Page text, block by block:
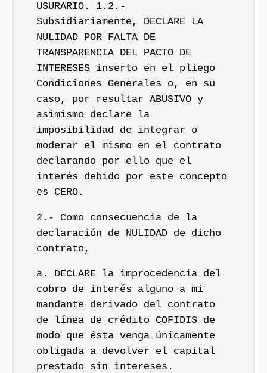
USURARIO. 1.2.-
Subsidiariamente, DECLARE LA
NULIDAD POR FALTA DE
TRANSPARENCIA DEL PACTO DE
INTERESES inserto en el pliego
Condiciones Generales o, en su
caso, por resultar ABUSIVO y
asimismo declare la
imposibilidad de integrar o
moderar el mismo en el contrato
declarando por ello que el
interés debido por este concepto
es CERO.
2.- Como consecuencia de la
declaración de NULIDAD de dicho
contrato,
a. DECLARE la improcedencia del
cobro de interés alguno a mi
mandante derivado del contrato
de línea de crédito COFIDIS de
modo que ésta venga únicamente
obligada a devolver el capital
prestado sin intereses.